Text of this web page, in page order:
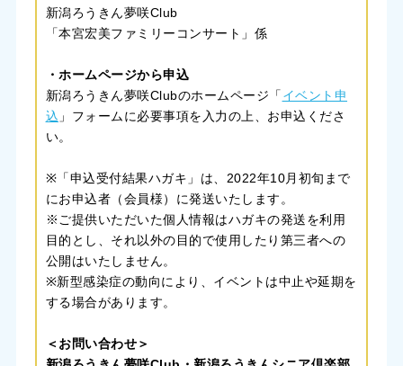
新潟ろうきん夢咲Club
「本宮宏美ファミリーコンサート」係
・ホームページから申込
新潟ろうきん夢咲Clubのホームページ「 イベント申
込 」フォームに必要事項を入力の上、お申込くださ
い。
※「申込受付結果ハガキ」は、2022年10月初旬まで
にお申込者（会員様）に発送いたします。
※ご提供いただいた個人情報はハガキの発送を利用
目的とし、それ以外の目的で使用したり第三者への
公開はいたしません。
※新型感染症の動向により、イベントは中止や延期を
する場合があります。
＜お問い合わせ＞